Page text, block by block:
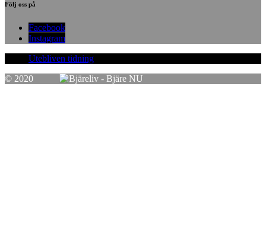
Följ oss på
Facebook
Instagram
Utebliven tidning
© 2020